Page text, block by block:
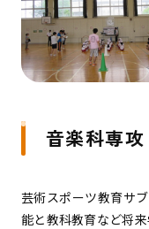
音楽科専攻
芸術スポーツ教育サ
能と教科教育など将